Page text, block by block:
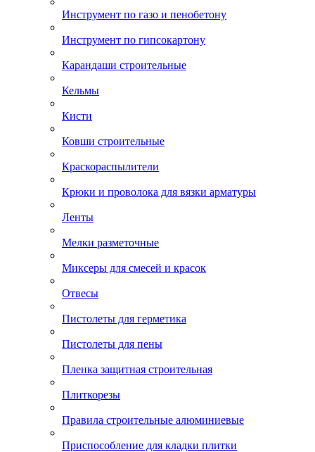
Инструмент по газо и пенобетону
Инструмент по гипсокартону
Карандаши строительные
Кельмы
Кисти
Ковши строительные
Краскораспылители
Крюки и проволока для вязки арматуры
Ленты
Мелки разметочные
Миксеры для смесей и красок
Отвесы
Пистолеты для герметика
Пистолеты для пены
Пленка защитная строительная
Плиткорезы
Правила строительные алюминиевые
Приспособление для кладки плитки